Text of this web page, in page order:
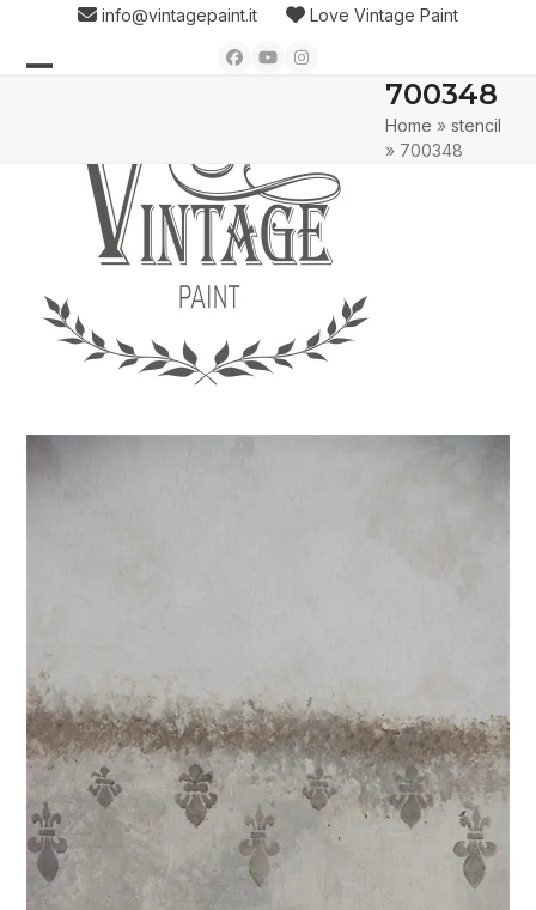
content
info@vintagepaint.it Love Vintage Paint
Facebook
YouTubeInstagram
menu
menu
700348
Home »stencil
» 700348